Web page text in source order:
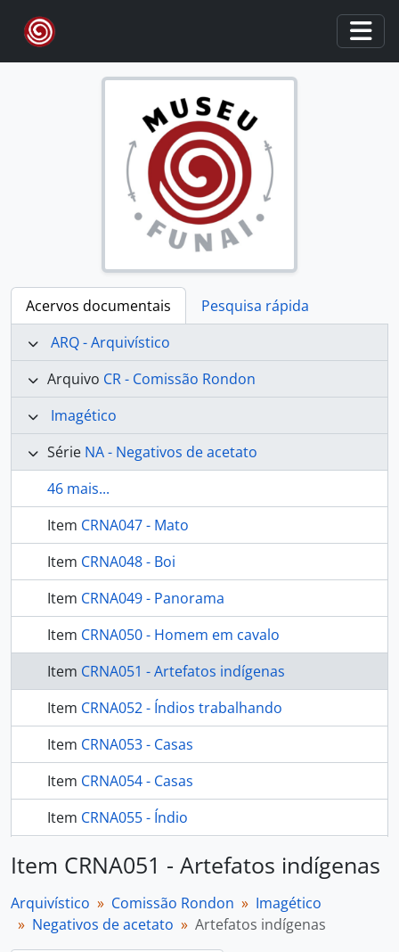
Skip to main content
Acervos documentais
Pesquisa rápida
ARQ - Arquivístico
Arquivo CR - Comissão Rondon
Imagético
Série NA - Negativos de acetato
46 mais...
Item CRNA047 - Mato
Item CRNA048 - Boi
Item CRNA049 - Panorama
Item CRNA050 - Homem em cavalo
Item CRNA051 - Artefatos indígenas
Item CRNA052 - Índios trabalhando
Item CRNA053 - Casas
Item CRNA054 - Casas
Item CRNA055 - Índio
268 mais...
Item CRNA051 - Artefatos indígenas
Arquivístico Comissão Rondon
Imagético
Negativos de acetato
Artefatos indígenas